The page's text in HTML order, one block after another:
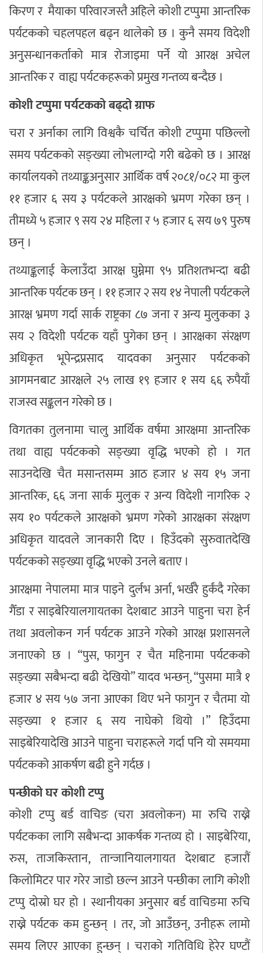
किरण र मैयाका परिवारजस्तै अहिले कोशी टप्पुमा आन्तरिक
पर्यटकको चहलपहल बढ्न थालेको छ । कुनै समय विदेशी
अनुसन्धानकर्ताको मात्र रोजाइमा पर्ने यो आरक्ष अचेल
आन्तरिक र वाह्य पर्यटकहरूको प्रमुख गन्तव्य बन्दैछ ।
कोशी टप्पुमा पर्यटकको बढ्दो ग्राफ
चरा र अर्नाका लागि विश्वकै चर्चित कोशी टप्पुमा पछिल्लो
समय पर्यटकको सङ्ख्या लोभलाग्दो गरी बढेको छ । आरक्ष
कार्यालयको तथ्याङ्कअनुसार आर्थिक वर्ष २०८१/०८२ मा कुल
११ हजार ६ सय ३ पर्यटकले आरक्षको भ्रमण गरेका छन् ।
तीमध्ये ५ हजार ९ सय २४ महिला र ५ हजार ६ सय ७९ पुरुष
छन् ।
तथ्याङ्कलाई केलाउँदा आरक्ष घुम्नेमा ९५ प्रतिशतभन्दा बढी
आन्तरिक पर्यटक छन् । ११ हजार २ सय १४ नेपाली पर्यटकले
आरक्ष भ्रमण गर्दा सार्क राष्ट्रका ८७ जना र अन्य मुलुकका ३
सय २ विदेशी पर्यटक यहाँ पुगेका छन् । आरक्षका संरक्षण
अधिकृत भूपेन्द्रप्रसाद यादवका अनुसार पर्यटकको
आगमनबाट आरक्षले २५ लाख १९ हजार १ सय ६६ रुपैयाँ
राजस्व सङ्कलन गरेको छ ।
विगतका तुलनामा चालु आर्थिक वर्षमा आरक्षमा आन्तरिक
तथा वाह्य पर्यटकको सङ्ख्या वृद्धि भएको हो । गत
साउनदेखि चैत मसान्तसम्म आठ हजार ४ सय १५ जना
आन्तरिक, ६६ जना सार्क मुलुक र अन्य विदेशी नागरिक २
सय १० पर्यटकले आरक्षको भ्रमण गरेको आरक्षका संरक्षण
अधिकृत यादवले जानकारी दिए । हिउँदको सुरुवातदेखि
पर्यटकको सङ्ख्या वृद्धि भएको उनले बताए ।
आरक्षमा नेपालमा मात्र पाइने दुर्लभ अर्ना, भर्खरै हुर्कंदै गरेका
गैँडा र साइबेरियालगायतका देशबाट आउने पाहुना चरा हेर्न
तथा अवलोकन गर्न पर्यटक आउने गरेको आरक्ष प्रशासनले
जनाएको छ । “पुस, फागुन र चैत महिनामा पर्यटकको
सङ्ख्या सबैभन्दा बढी देखियो” यादव भन्छन्, “पुसमा मात्रै १
हजार ४ सय ५७ जना आएका थिए भने फागुन र चैतमा यो
सङ्ख्या १ हजार ६ सय नाघेको थियो ।” हिउँदमा
साइबेरियादेखि आउने पाहुना चराहरूले गर्दा पनि यो समयमा
पर्यटकको आकर्षण बढी हुने गर्दछ ।
पन्छीको घर कोशी टप्पु
कोशी टप्पु बर्ड वाचिङ (चरा अवलोकन) मा रुचि राख्ने
पर्यटकका लागि सबैभन्दा आकर्षक गन्तव्य हो । साइबेरिया,
रुस, ताजकिस्तान, तान्जानियालगायत देशबाट हजारौं
किलोमिटर पार गरेर जाडो छल्न आउने पन्छीका लागि कोशी
टप्पु दोस्रो घर हो । स्थानीयका अनुसार बर्ड वाचिङमा रुचि
राख्ने पर्यटक कम हुन्छन् । तर, जो आउँछन्, उनीहरू लामो
समय लिएर आएका हुन्छन् । चराको गतिविधि हेरेर घण्टौं